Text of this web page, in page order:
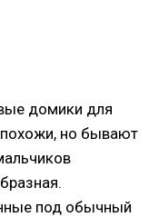
домики для
похожи, но бывают
под обычный